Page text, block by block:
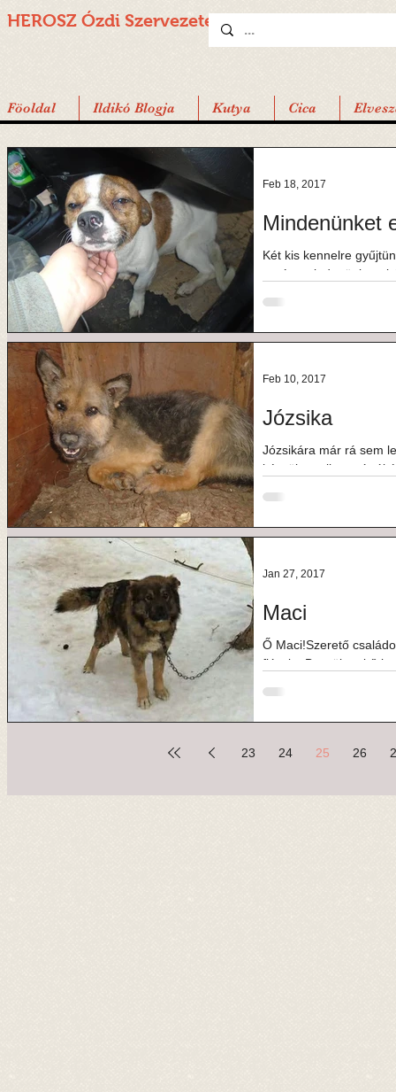
HEROSZ Ózdi Szervezete
Föoldal Ildikó Blogja Kutya Cica
Mindenünket
Két kis kennelre
segíts, mindenünket
Feb 18, 2017
Józsika
Józsikára már rá sem
készült, amikor már új
Feb 10, 2017
Maci
Ő Maci!Szerető
fiúcska.Becsülettel
Jan 27, 2017
23 24 25 26